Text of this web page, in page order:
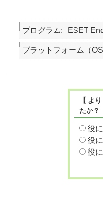
プログラム ESET
プラットフォーム（OS
【 よ
たか？
役
役
役